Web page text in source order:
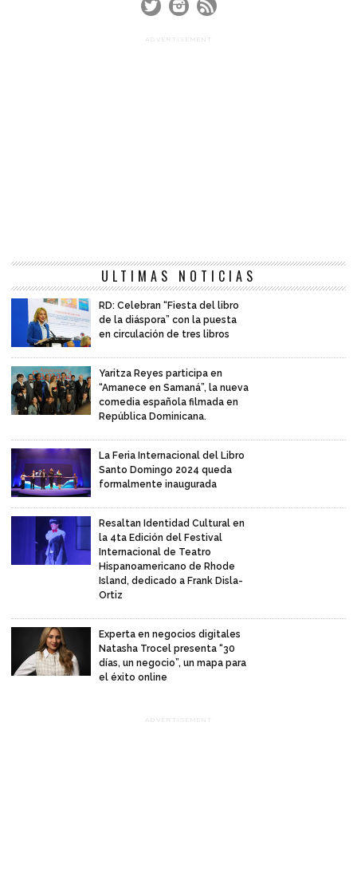
ADVERTISEMENT
ULTIMAS NOTICIAS
RD: Celebran “Fiesta del libro
de la diáspora” con la puesta
en circulación de tres libros
Yaritza Reyes participa en
“Amanece en Samaná”, la nueva
comedia española filmada en
República Dominicana.
La Feria Internacional del Libro
Santo Domingo 2024 queda
formalmente inaugurada
Resaltan Identidad Cultural en
la 4ta Edición del Festival
Internacional de Teatro
Hispanoamericano de Rhode
Island, dedicado a Frank Disla-
Ortiz
Experta en negocios digitales
Natasha Trocel presenta “30
días, un negocio”, un mapa para
el éxito online
ADVERTISEMENT